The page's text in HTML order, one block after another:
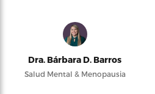
Dra. Bárbara D. Barros
Salud Mental & Menopausia